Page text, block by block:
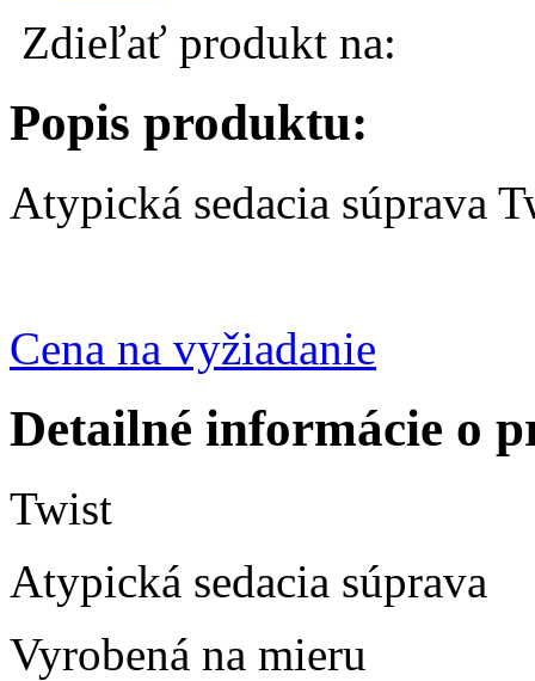
Zdieľať produkt na:
Popis produktu:
Atypická sedacia súprava
Cena na vyžiadanie
Detailné informácie o
Twist
Atypická sedacia súprava
Vyrobená na mieru